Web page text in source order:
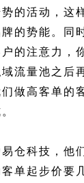
的活动，这
的势能。同
的注意力，
流量池之后
做高客单的
仓科技，他
单起步价要